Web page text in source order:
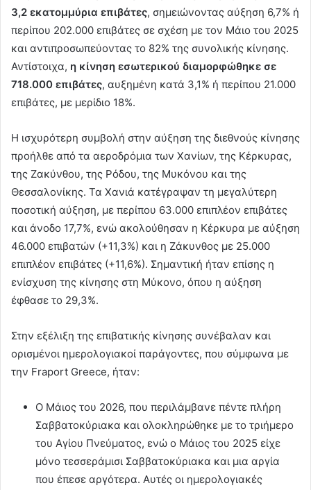
3,2 εκατομμύρια επιβάτες, σημειώνοντας αύξηση 6,7% ή
περίπου 202.000 επιβάτες σε σχέση με τον Μάιο του 2025
και αντιπροσωπεύοντας το 82% της συνολικής κίνησης.
Αντίστοιχα, η κίνηση εσωτερικού διαμορφώθηκε σε
718.000 επιβάτες, αυξημένη κατά 3,1% ή περίπου 21.000
επιβάτες, με μερίδιο 18%.
Η ισχυρότερη συμβολή στην αύξηση της διεθνούς κίνησης
προήλθε από τα αεροδρόμια των Χανίων, της Κέρκυρας,
της Ζακύνθου, της Ρόδου, της Μυκόνου και της
Θεσσαλονίκης. Τα Χανιά κατέγραψαν τη μεγαλύτερη
ποσοτική αύξηση, με περίπου 63.000 επιπλέον επιβάτες
και άνοδο 17,7%, ενώ ακολούθησαν η Κέρκυρα με αύξηση
46.000 επιβατών (+11,3%) και η Ζάκυνθος με 25.000
επιπλέον επιβάτες (+11,6%). Σημαντική ήταν επίσης η
ενίσχυση της κίνησης στη Μύκονο, όπου η αύξηση
έφθασε το 29,3%.
Στην εξέλιξη της επιβατικής κίνησης συνέβαλαν και
ορισμένοι ημερολογιακοί παράγοντες, που σύμφωνα με
την Fraport Greece, ήταν:
Ο Μάιος του 2026, που περιλάμβανε πέντε πλήρη
Σαββατοκύριακα και ολοκληρώθηκε με το τριήμερο
του Αγίου Πνεύματος, ενώ ο Μάιος του 2025 είχε
μόνο τεσσεράμισι Σαββατοκύριακα και μια αργία
που έπεσε αργότερα. Αυτές οι ημερολογιακές